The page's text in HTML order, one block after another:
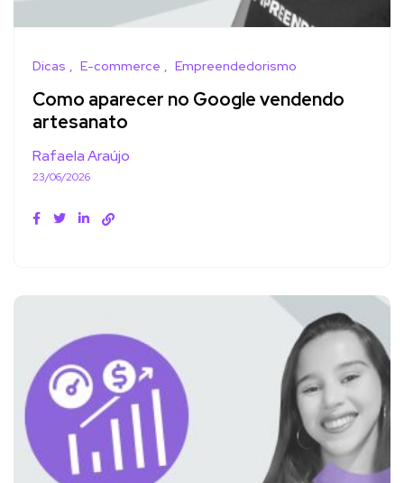
Dicas E-commerce Empreendedorismo
Como aparecer no Google vendendo
artesanato
Rafaela Araújo
23/06/2026